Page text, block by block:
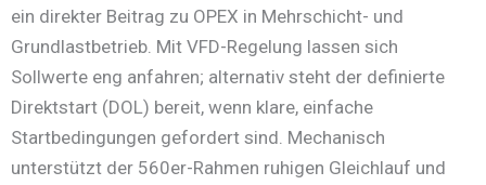
ein direkter Beitrag zu OPEX in Mehrschicht- und
Grundlastbetrieb. Mit VFD-Regelung lassen sich
Sollwerte eng anfahren; alternativ steht der definierte
Direktstart (DOL) bereit, wenn klare, einfache
Startbedingungen gefordert sind. Mechanisch
unterstützt der 560er-Rahmen ruhigen Gleichlauf und